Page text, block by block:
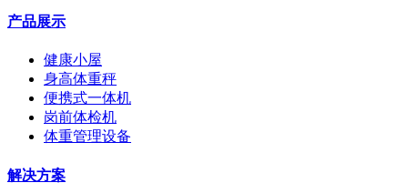
产品展示
健康小屋
身高体重秤
便携式一体机
岗前体检机
体重管理设备
解决方案